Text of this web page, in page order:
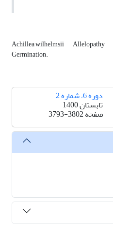
Achillea wilhelmsii Allelopathy
Germination.‎
دوره 6، شماره 2
تابستان 1400
صفحه3793-3802